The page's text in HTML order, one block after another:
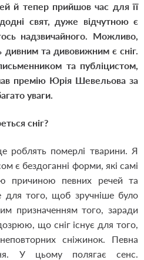
й тепер прийшов час для її
свят, дуже відчутною є
надзвичайного. Можливо,
дивним та дивовижним є сніг.
та публіцистом,
премію Юрія Шевельова за
уваги.
сніг?
роблять померлі тварини. Я
є бездоганні форми, які самі
причиною певних речей та
для того, щоб зручніше було
призначенням того, заради
що сніг існує для того,
сніжинок. Певна
У цьому полягає сенс.